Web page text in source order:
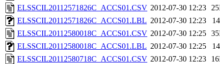
ELSSCIL20112571826C_ACCS01.CSV 2012-07-30 12:23
ELSSCIL20112571826C_ACCS01.LBL 2012-07-30 12:23
ELSSCIL20112580018C_ACCS01.CSV 2012-07-30 12:25
ELSSCIL20112580018C_ACCS01.LBL 2012-07-30 12:25
ELSSCIL20112580718C_ACCS01.CSV 2012-07-30 12:23